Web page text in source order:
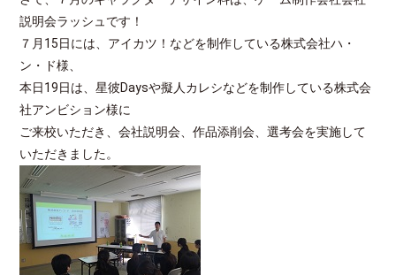
説明会ラッシュです！
７月15日には、アイカツ！などを制作している株式会社ハ・
ン・ド様、
本日19日は、星彼Daysや擬人カレシなどを制作している株式会
社アンビション様に
ご来校いただき、会社説明会、作品添削会、選考会を実施して
いただきました。